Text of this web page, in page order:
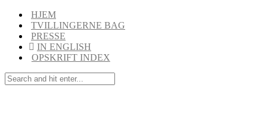
HJEM
TVILLINGERNE BAG
PRESSE
IN ENGLISH
OPSKRIFT INDEX